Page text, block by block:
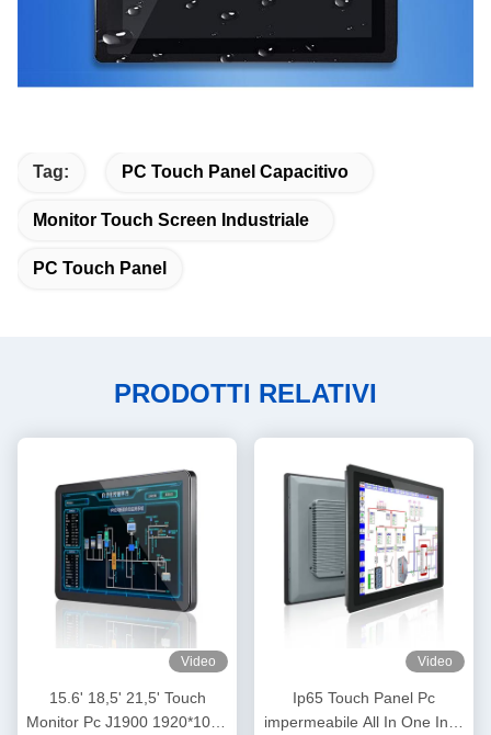
Tag: PC Touch Panel Capacitivo
Monitor Touch Screen Industriale
PC Touch Panel
PRODOTTI RELATIVI
Video
15.6' 18,5' 21,5' Touch
Monitor Pc J1900 1920*1080
Video
Ip65 Touch Panel Pc
impermeabile All In One Intel